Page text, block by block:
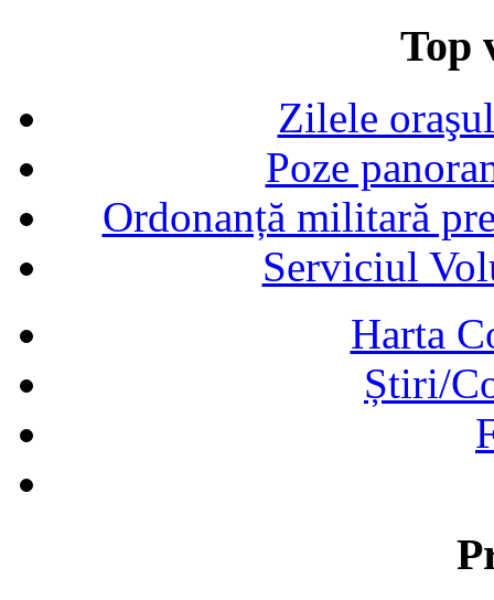
Top
Zilele
Poze
Ordonanță militară
Serviciul
Harta
Știri/